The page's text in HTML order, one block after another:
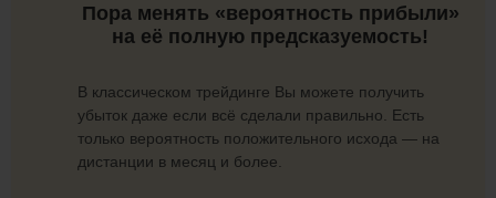
Пора менять «вероятность прибыли»
на её полную предсказуемость!
В классическом трейдинге Вы можете получить
убыток даже если всё сделали правильно. Есть
только вероятность положительного исхода — на
дистанции в месяц и более.